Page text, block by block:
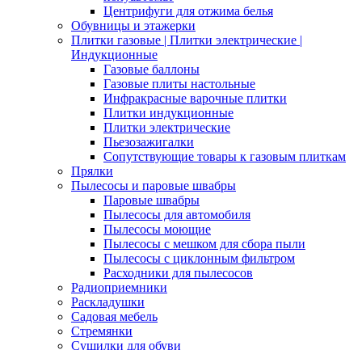
Центрифуги для отжима белья
Обувницы и этажерки
Плитки газовые | Плитки электрические |
Индукционные
Газовые баллоны
Газовые плиты настольные
Инфракрасные варочные плитки
Плитки индукционные
Плитки электрические
Пьезозажигалки
Сопутствующие товары к газовым плиткам
Прялки
Пылесосы и паровые швабры
Паровые швабры
Пылесосы для автомобиля
Пылесосы моющие
Пылесосы с мешком для сбора пыли
Пылесосы с циклонным фильтром
Расходники для пылесосов
Радиоприемники
Раскладушки
Садовая мебель
Стремянки
Сушилки для обуви